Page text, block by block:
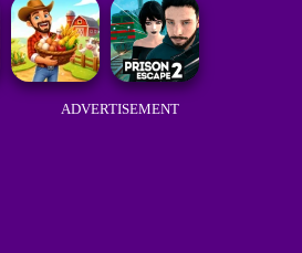
ADVERTISEMENT